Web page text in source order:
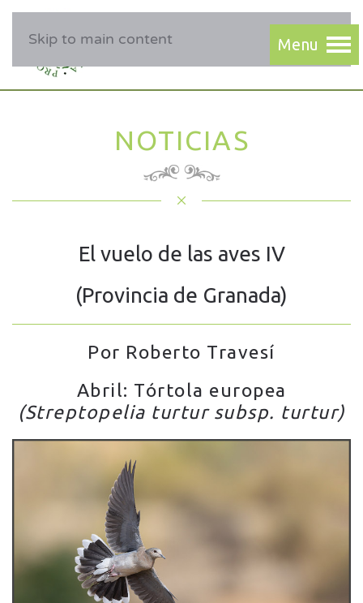
Skip to main content
NOTICIAS
El vuelo de las aves IV
(Provincia de Granada)
Por Roberto Travesí
Abril: Tórtola europea
(Streptopelia turtur subsp. turtur)